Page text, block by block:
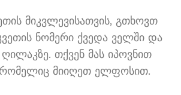
მიკვლევისათვის, გთხოვთ
ნომერი ქვედა ველში და
თქვენ მას იპოვნით
რომელიც მიიღეთ ელფოსით.